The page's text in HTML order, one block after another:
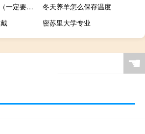
一定要爱你女生版dj（一定要爱你女生版）
冬天养羊怎么保存温度
密苏里大学专业
☚